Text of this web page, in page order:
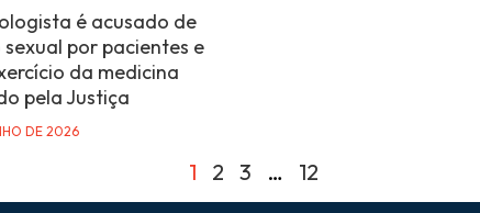
é acusado de
sexual por pacientes e
da medicina
pela Justiça
DE 2026
1 2 3 … 12